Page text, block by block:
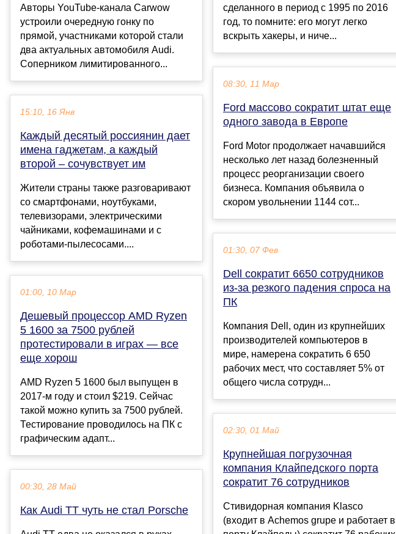
Авторы YouTube-канала Carwow
устроили очередную гонку по
прямой, участниками которой стали
два актуальных автомобиля Audi.
Соперником лимитированного...
15:10, 16 Янв
Каждый десятый россиянин дает
имена гаджетам, а каждый
второй – сочувствует им
Жители страны также разговаривают
со смартфонами, ноутбуками,
телевизорами, электрическими
чайниками, кофемашинами и с
роботами-пылесосами....
01:00, 10 Мар
Дешевый процессор AMD Ryzen
5 1600 за 7500 рублей
протестировали в играх — все
еще хорош
AMD Ryzen 5 1600 был выпущен в
2017-м году и стоил $219. Сейчас
такой можно купить за 7500 рублей.
Тестирование проводилось на ПК с
графическим адапт...
00:30, 28 Май
Как Audi TT чуть не стал Porsche
сделанного в период с 1995 по 2016
год, то помните: его могут легко
вскрыть хакеры, и ниче...
08:30, 11 Мар
Ford массово сократит штат еще
одного завода в Европе
Ford Motor продолжает начавшийся
несколько лет назад болезненный
процесс реорганизации своего
бизнеса. Компания объявила о
скором увольнении 1144 сот...
01:30, 07 Фев
Dell сократит 6650 сотрудников
из-за резкого падения спроса на
ПК
Компания Dell, один из крупнейших
производителей компьютеров в
мире, намерена сократить 6 650
рабочих мест, что составляет 5% от
общего числа сотрудн...
02:30, 01 Май
Крупнейшая погрузочная
компания Клайпедского порта
сократит 76 сотрудников
Стивидорная компания Klasco
(входит в Achemos grupe и работает в